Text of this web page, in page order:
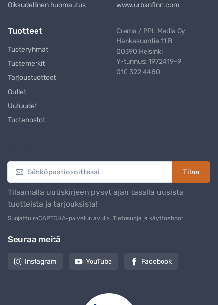
Oikeudellinen huomautus
www.urbanfinn.com
Tuotteet
Tuoteryhmät
Tuotemerkit
Tarjoustuotteet
Outlet
Uutuudet
Tuotenostot
Crema / PPL Media Oy
Hankasuontie 11 B
00390 Helsinki
Y-tunnus: 1972419-9
010 322 4480
Tilaa
Tilaamalla uutiskirjeen pysyt ajan tasalla uusista
tuotteista ja tarjouksista!
Suojattu reCAPTCHA-palvelun avulla. Tietosuoja ja käyttöehdot
Seuraa meitä
Instagram YouTube Facebook